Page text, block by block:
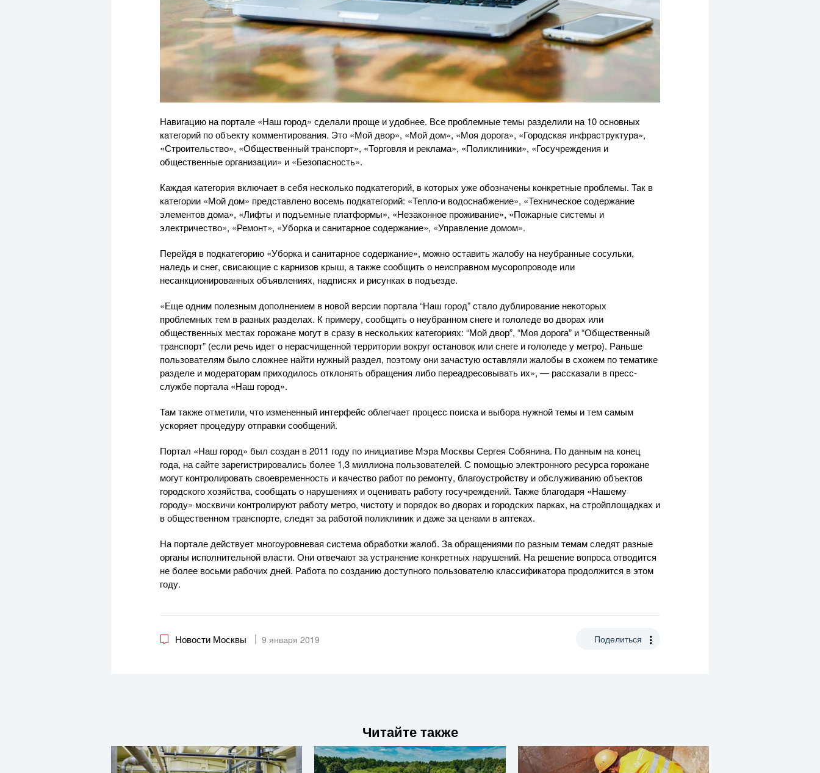
Навигацию на портале «Наш город» сделали проще и удобнее. Все проблемные темы разделили на 10 основных
категорий по объекту комментирования. Это «Мой двор», «Мой дом», «Моя дорога», «Городская инфраструктура»,
«Строительство», «Общественный транспорт», «Торговля и реклама», «Поликлиники», «Госучреждения и
общественные организации» и «Безопасность».
Каждая категория включает в себя несколько подкатегорий, в которых уже обозначены конкретные проблемы. Так в
категории «Мой дом» представлено восемь подкатегорий: «Тепло-и водоснабжение», «Техническое содержание
элементов дома», «Лифты и подъемные платформы», «Незаконное проживание», «Пожарные системы и
электричество», «Ремонт», «Уборка и санитарное содержание», «Управление домом».
Перейдя в подкатегорию «Уборка и санитарное содержание», можно оставить жалобу на неубранные сосульки,
наледь и снег, свисающие с карнизов крыш, а также сообщить о неисправном мусоропроводе или
несанкционированных объявлениях, надписях и рисунках в подъезде.
«Еще одним полезным дополнением в новой версии портала “Наш город” стало дублирование некоторых
проблемных тем в разных разделах. К примеру, сообщить о неубранном снеге и гололеде во дворах или
общественных местах горожане могут в сразу в нескольких категориях: “Мой двор”, “Моя дорога” и “Общественный
транспорт” (если речь идет о нерасчищенной территории вокруг остановок или снеге и гололеде у метро). Раньше
пользователям было сложнее найти нужный раздел, поэтому они зачастую оставляли жалобы в схожем по тематике
разделе и модераторам приходилось отклонять обращения либо переадресовывать их», — рассказали в пресс-
службе портала «Наш город».
Там также отметили, что измененный интерфейс облегчает процесс поиска и выбора нужной темы и тем самым
ускоряет процедуру отправки сообщений.
Портал «Наш город» был создан в 2011 году по инициативе Мэра Москвы Сергея Собянина. По данным на конец
года, на сайте зарегистрировались более 1,3 миллиона пользователей. С помощью электронного ресурса горожане
могут контролировать своевременность и качество работ по ремонту, благоустройству и обслуживанию объектов
городского хозяйства, сообщать о нарушениях и оценивать работу госучреждений. Также благодаря «Нашему
городу» москвичи контролируют работу метро, чистоту и порядок во дворах и городских парках, на стройплощадках и
в общественном транспорте, следят за работой поликлиник и даже за ценами в аптеках.
На портале действует многоуровневая система обработки жалоб. За обращениями по разным темам следят разные
органы исполнительной власти. Они отвечают за устранение конкретных нарушений. На решение вопроса отводится
не более восьми рабочих дней. Работа по созданию доступного пользователю классификатора продолжится в этом
году.
Новости Москвы 9 января 2019 Поделиться
Читайте также